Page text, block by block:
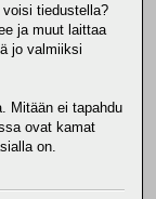
tiedustella?
ja muut laittaa
jo valmiiksi
Mitään ei tapahdu
ovat kamat
on.